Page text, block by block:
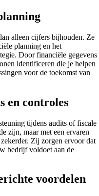
alleen cijfers bijhouden. Ze
planning en het
Door financiële gegevens
identificeren die je helpen
voor de toekomst van
en controles
tijdens audits of fiscale
zijn, maar met een ervaren
Zij zorgen ervoor dat
bedrijf voldoet aan de
voordelen